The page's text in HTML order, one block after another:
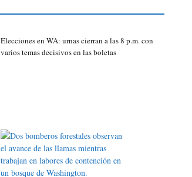
Elecciones en WA: urnas cierran a las 8 p.m. con
varios temas decisivos en las boletas